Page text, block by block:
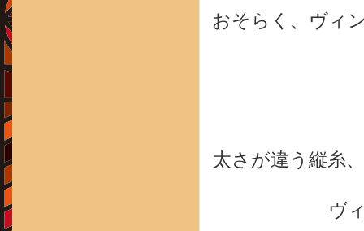
おそらく、ヴィ
太さが違う縦糸
ヴ